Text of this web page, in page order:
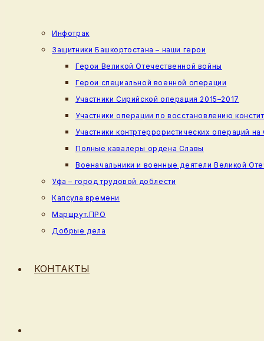
Инфотрак
Защитники Башкортостана – наши герои
Герои Великой Отечественной войны
Герои специальной военной операции
Участники Сирийской операция 2015–2017
Участники операции по восстановлению
Участники контртеррористических операций
Полные кавалеры ордена Славы
Военачальники и военные деятели Великой
Уфа – город трудовой доблести
Капсула времени
Маршрут.ПРО
Добрые дела
КОНТАКТЫ